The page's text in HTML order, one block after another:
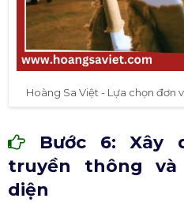
Hoàng Sa Việt - Lựa chọn đơn
Bước 6: Xây
truyền thông
diện